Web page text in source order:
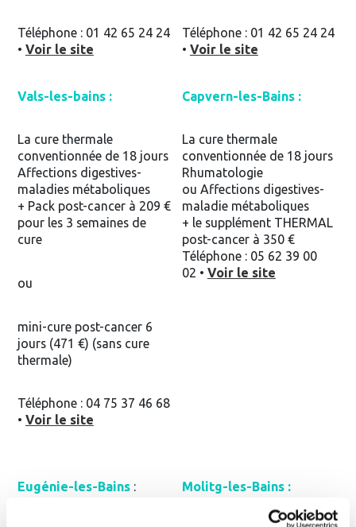
Téléphone : 01 42 65 24 24
• Voir le site
Téléphone : 01 42 65 24 24
• Voir le site
Vals-les-bains :
La cure thermale
conventionnée de 18 jours
Affections digestives-
maladies métaboliques
+ Pack post-cancer à 209 €
pour les 3 semaines de
cure
ou
mini-cure post-cancer 6
jours (471 €) (sans cure
thermale)
Téléphone : 04 75 37 46 68
• Voir le site
Capvern-les-Bains :
La cure thermale
conventionnée de 18 jours
Rhumatologie
ou Affections digestives-
maladie métaboliques
+ le supplément THERMAL
post-cancer à 350 €
Téléphone : 05 62 39 00
02 • Voir le site
Eugénie-les-Bains: Molitg-les-Bains :